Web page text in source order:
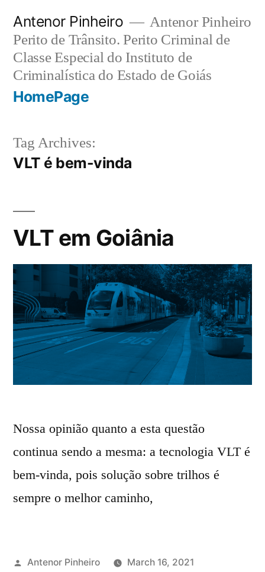
content
Antenor Pinheiro
Antenor Pinheiro
Perito de Trânsito. Perito Criminal de
Classe Especial do Instituto de
Criminalística do Estado de Goiás
HomePage
Tag Archives:
VLT é bem-vinda
VLT em Goiânia
Nossa opinião quanto a esta questão
continua sendo a mesma: a tecnologia VLT é
bem-vinda, pois solução sobre trilhos é
sempre o melhor caminho,
Posted
Antenor Pinheiro
March 16, 2021